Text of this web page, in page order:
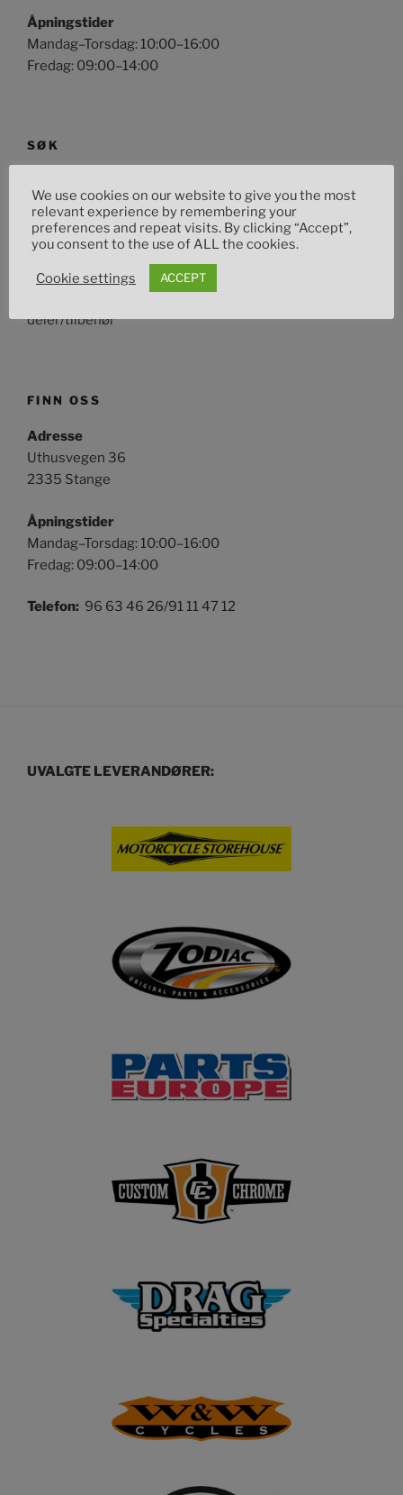
Åpningstider
Mandag–Torsdag: 10:00–16:00
Fredag: 09:00–14:00
SØK
etter:
OM DETTE NETTSTEDET
deler/tilbehør
FINN OSS
Adresse
Uthusvegen 36
2335 Stange
Åpningstider
Mandag–Torsdag: 10:00–16:00
Fredag: 09:00–14:00
Telefon: 96 63 46 26/91 11 47 12
UVALGTE LEVERANDØRER:
We use cookies on our website to give you the most
relevant experience by remembering your
preferences and repeat visits. By clicking “Accept”,
you consent to the use of ALL the cookies.
Cookie settings ACCEPT